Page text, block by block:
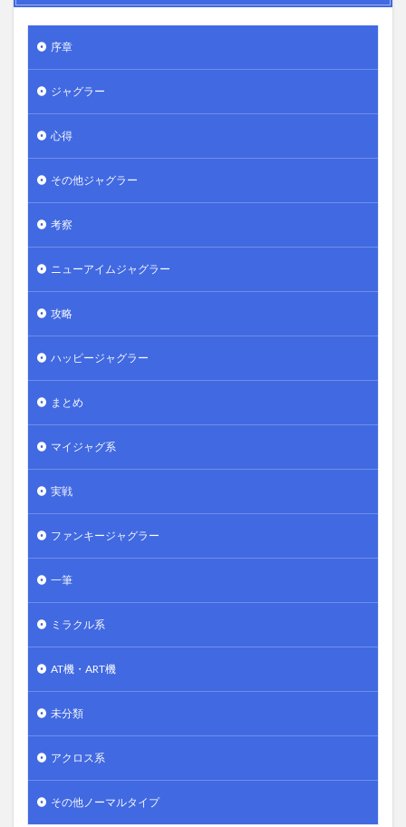
序章
ジャグラー
心得
その他ジャグラー
考察
ニューアイムジャグラー
攻略
ハッピージャグラー
まとめ
マイジャグ系
実戦
ファンキージャグラー
一筆
ミラクル系
AT機・ART機
未分類
アクロス系
その他ノーマルタイプ